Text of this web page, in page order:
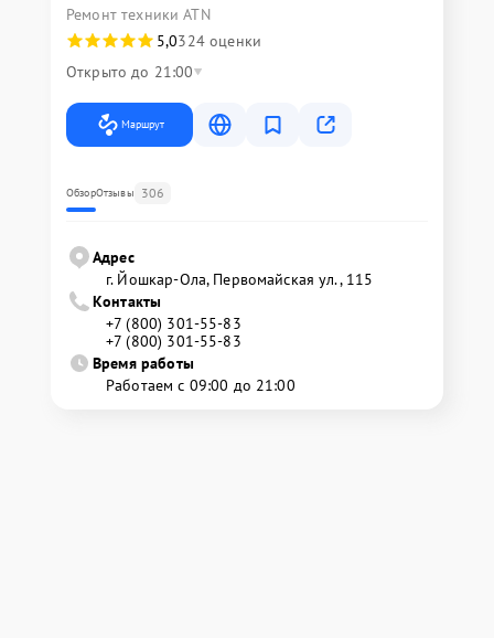
Ремонт техники ATN
5,0324 оценки
Открыто до 21:00
Маршрут
ОбзорОтзывы 306
Адрес
г. Йошкар-Ола, Первомайская ул., 115
Контакты
+7 (800) 301-55-83
+7 (800) 301-55-83
Время работы
Работаем с 09:00 до 21:00